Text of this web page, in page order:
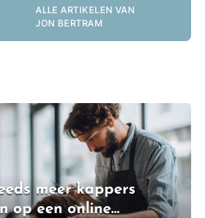
ALLE ARTIKELEN VAN
JON BERTRAM
meer kappers
op een online